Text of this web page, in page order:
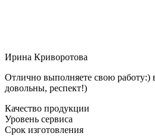
Ирина Криворотова
Отлично выполняете свою работу:)
довольны, респект!)
Качество продукции
Уровень сервиса
Срок изготовления